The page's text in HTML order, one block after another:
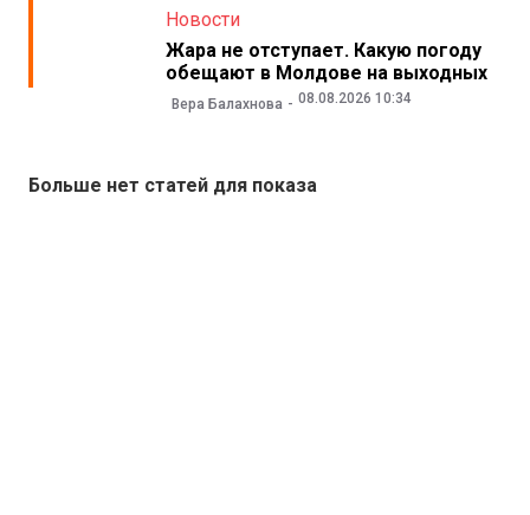
Новости
Жара не отступает. Какую погоду
обещают в Молдове на выходных
Вера Балахнова 08.08.2026 10:34
Больше нет статей для показа